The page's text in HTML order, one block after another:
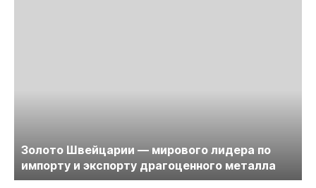
Золото Швейцарии — мирового лидера по
импорту и экспорту драгоценного металла